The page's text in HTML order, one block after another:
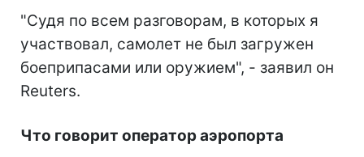
"Судя по всем разговорам, в которых я
участвовал, самолет не был загружен
боеприпасами или оружием", - заявил он
Reuters.
Что говорит оператор аэропорта